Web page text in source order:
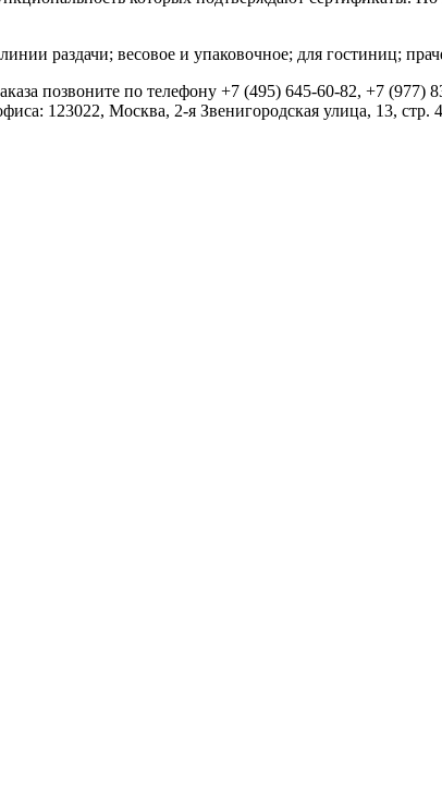
раздачи; весовое и упаковочное; для гостиниц;
позвоните по телефону +7 (495) 645-60-82, +7 (977)
123022, Москва, 2-я Звенигородская улица, 13, стр. 4,